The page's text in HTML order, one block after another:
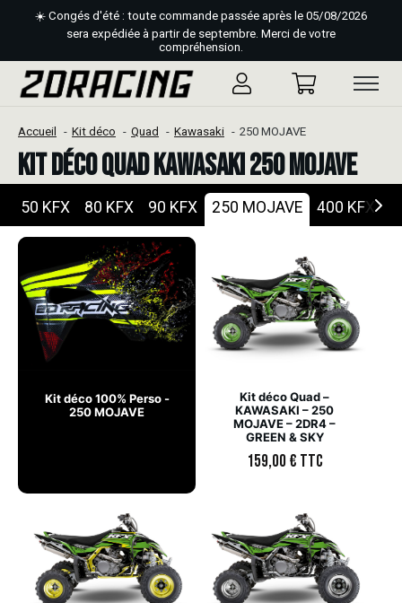
☀️ Congés d'été : toute commande passée après le 05/08/2026
sera expédiée à partir de septembre. Merci de votre
compréhension.
Accueil Kit déco Quad Kawasaki 250 MOJAVE
Kit déco Quad Kawasaki 250 MOJAVE
50 KFX 80 KFX 90 KFX 250 MOJAVE 400 KFX
Kit déco 100% Perso -
250 MOJAVE
Kit déco Quad –
KAWASAKI – 250
MOJAVE – 2DR4 –
GREEN & SKY
159,00€ TTC